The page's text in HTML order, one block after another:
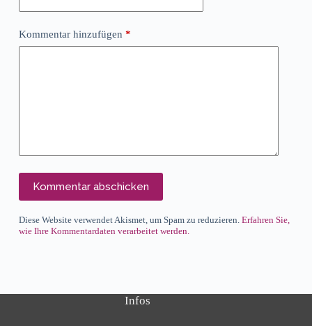
Kommentar hinzufügen *
Kommentar abschicken
Diese Website verwendet Akismet, um Spam zu reduzieren. Erfahren Sie,
wie Ihre Kommentardaten verarbeitet werden.
Infos